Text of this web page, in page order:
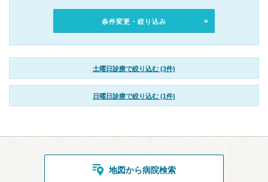
条件変更・絞り込み
土曜日診療で絞り込む (3件)
日曜日診療で絞り込む (1件)
地図から病院検索